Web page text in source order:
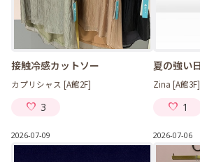
接触冷感カットソー
カプリシャス [A館2F]
3
Zina [A館3F]
1
2026-07-09 2026-07-06